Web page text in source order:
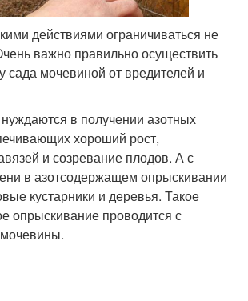
действиями ограничиваться не
важно правильно осуществить
сада мочевиной от вредителей и
в получении азотных
хороший рост,
и созревание плодов. А с
в азотсодержащем опрыскивании
кустарники и деревья. Такое
опрыскивание проводится с